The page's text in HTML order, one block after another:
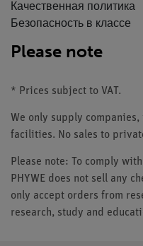
Качественная политика
Безопасность в классе
Please note
* Prices subject to VAT.
We only supply
facilities. No sales to
Please note: To comply
PHYWE does not sell any
only accept orders from
research, study and